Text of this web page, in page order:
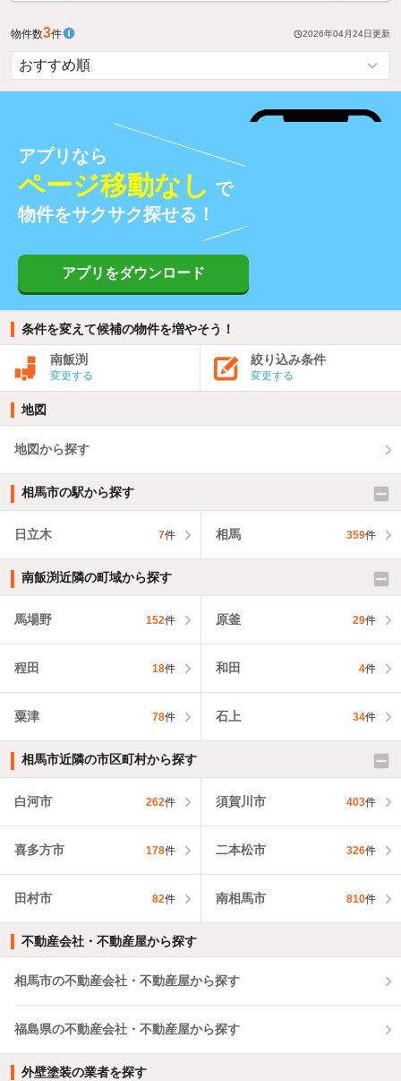
物件数3件 2026年04月24日更新
アプリなら
ページ移動なし で
物件をサクサク探せる！
アプリをダウンロード
条件を変えて候補の物件を増やそう！
南飯渕
変更する
絞り込み条件
変更する
地図
地図から探す
相馬市の駅から探す
日立木 7件 相馬 359件
南飯渕近隣の町域から探す
馬場野 152件 原釜 29件
程田 18件 和田 4件
粟津 78件 石上 34件
相馬市近隣の市区町村から探す
白河市 262件 須賀川市 403件
喜多方市 178件 二本松市 326件
田村市 82件 南相馬市 810件
不動産会社・不動産屋から探す
相馬市の不動産会社・不動産屋から探す
福島県の不動産会社・不動産屋から探す
外壁塗装の業者を探す